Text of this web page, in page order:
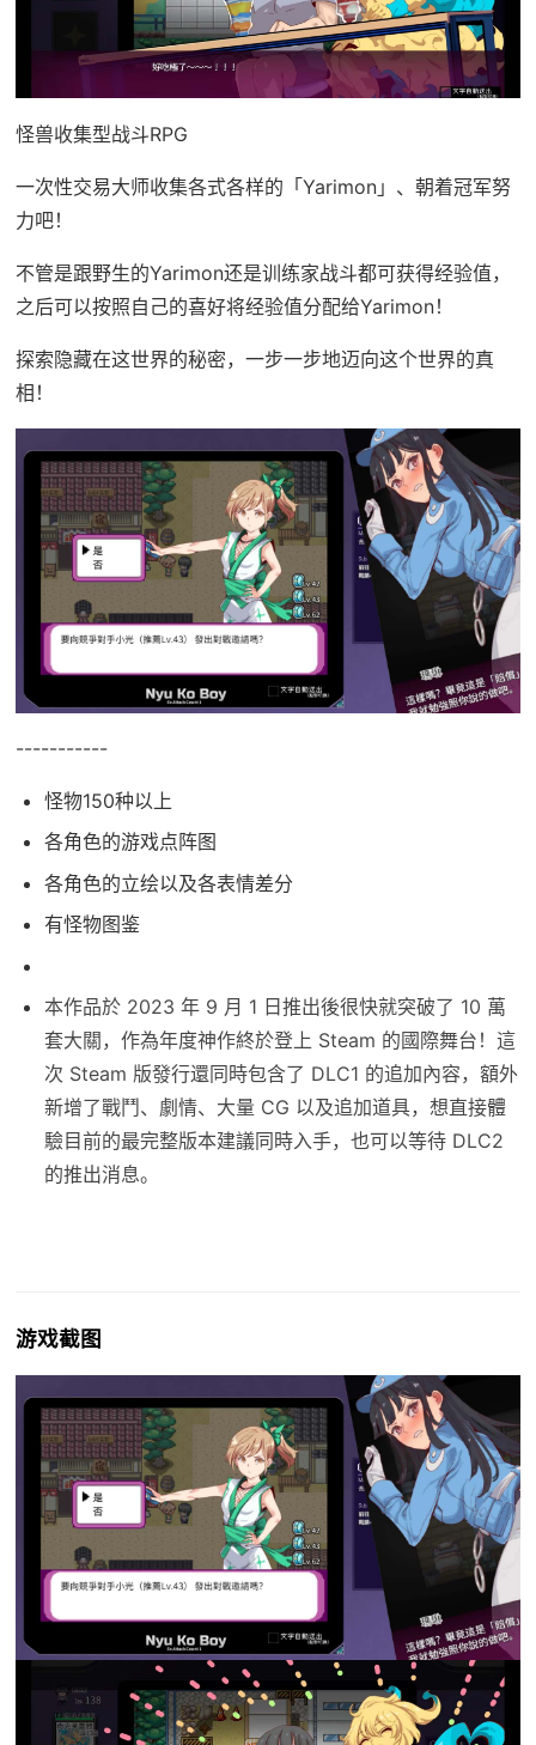
怪兽收集型战斗RPG
一次性交易大师收集各式各样的「Yarimon」、朝着冠军努
力吧！
不管是跟野生的Yarimon还是训练家战斗都可获得经验值，
之后可以按照自己的喜好将经验值分配给Yarimon！
探索隐藏在这世界的秘密，一步一步地迈向这个世界的真
相！
-----------
怪物150种以上
各角色的游戏点阵图
各角色的立绘以及各表情差分
有怪物图鉴
本作品於 2023 年 9 月 1 日推出後很快就突破了 10 萬
套大關，作為年度神作終於登上 Steam 的國際舞台！這
次 Steam 版發行還同時包含了 DLC1 的追加內容，額外
新增了戰鬥、劇情、大量 CG 以及追加道具，想直接體
驗目前的最完整版本建議同時入手，也可以等待 DLC2
的推出消息。
游戏截图